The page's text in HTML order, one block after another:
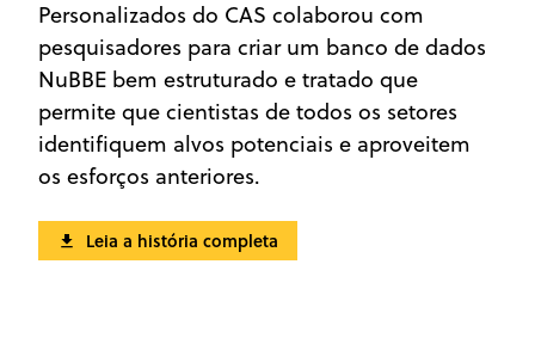
Personalizados do CAS colaborou com
pesquisadores para criar um banco de dados
NuBBE bem estruturado e tratado que
permite que cientistas de todos os setores
identifiquem alvos potenciais e aproveitem
os esforços anteriores.
Leia a história completa